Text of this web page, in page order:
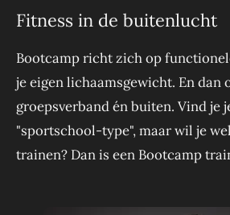
Fitness in de buitenlucht
Bootcamp richt zich op
je eigen lichaamsgewicht. En dan
groepsverband én buiten. Vind je
"sportschool-type", maar wil je
trainen? Dan is een Bootcamp